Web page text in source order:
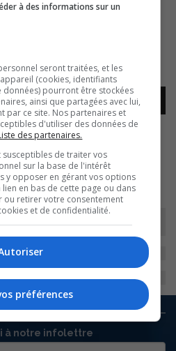
– Féérie des
Rochon
00:00
Lumières – 20221205.
à notre infolettre
à des informations sur un
seront traitées, et les
(cookies, identifiants
données) pourront être stockées
ainsi que partagées avec lui,
par ce site. Nos partenaires et
d'utiliser des données de
des partenaires.
de traiter vos
sur la base de l'intérêt
y opposer en gérant vos options
lien en bas de cette page ou dans
ou retirer votre consentement
et de confidentialité.
préférences